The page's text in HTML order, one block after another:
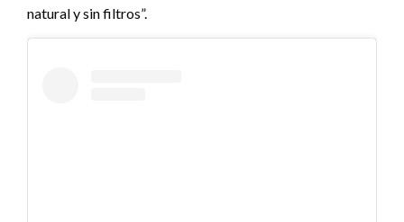
natural y sin filtros”.